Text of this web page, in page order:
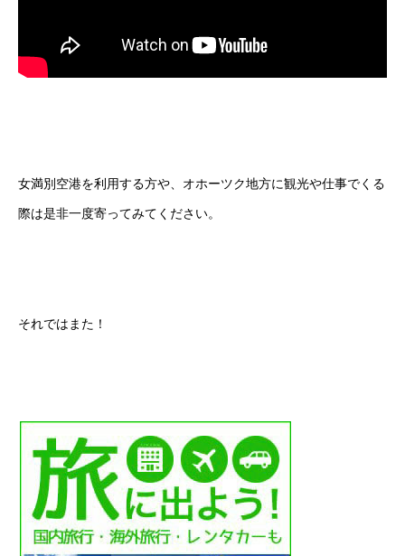
メディア取材受付口はこちら
北海道最強のビジネス課題解決コミュニティ【北海道オ
女満別空港を利用する方や、オホーツク地方に観光や仕事でくる
際は是非一度寄ってみてください。
それではまた！